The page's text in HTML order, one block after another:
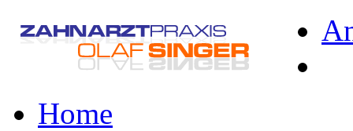
Home